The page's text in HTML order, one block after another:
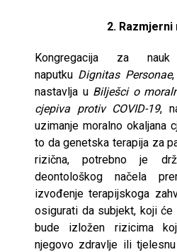
2. Razmjerni
Kongregacija za
naputku Dignitas Personae
nastavlja u Bilješci o
cjepiva protiv COVID-19,
uzimanje moralno okaljana
to da genetska terapija za
rizična, potrebno je
deontološkog načela
izvođenje terapijskoga
osigurati da subjekt, koji
bude izložen rizicima
njegovo zdravlje ili